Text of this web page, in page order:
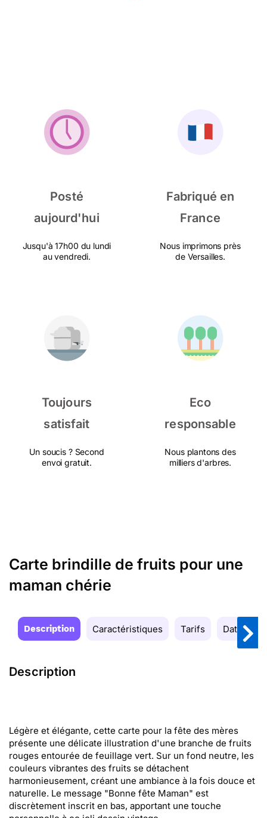
Posté
aujourd'hui
Jusqu'à 17h00 du lundi
au vendredi.
Fabriqué en
France
Nous imprimons près
de Versailles.
Toujours
satisfait
Un soucis ? Second
envoi gratuit.
Eco
responsable
Nous plantons des
milliers d'arbres.
Carte brindille de fruits pour une
maman chérie
Description Caractéristiques Tarifs Date de
Description
Légère et élégante, cette carte pour la fête des mères
présente une délicate illustration d'une branche de fruits
rouges entourée de feuillage vert. Sur un fond neutre, les
couleurs vibrantes des fruits se détachent
harmonieusement, créant une ambiance à la fois douce et
naturelle. Le message "Bonne fête Maman" est
discrètement inscrit en bas, apportant une touche